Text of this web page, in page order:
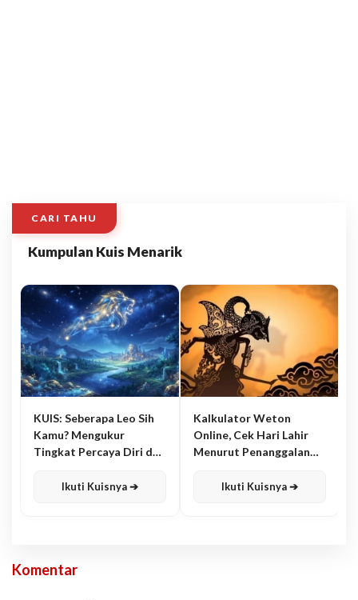
CARI TAHU
Kumpulan Kuis Menarik
KUIS: Seberapa Leo Sih
Kamu? Mengukur
Tingkat Percaya Diri dan
Ikuti Kuisnya ➔
Kalkulator Weton
Online, Cek Hari Lahir
Menurut Penanggalan
Ikuti Kuisnya ➔
Komentar